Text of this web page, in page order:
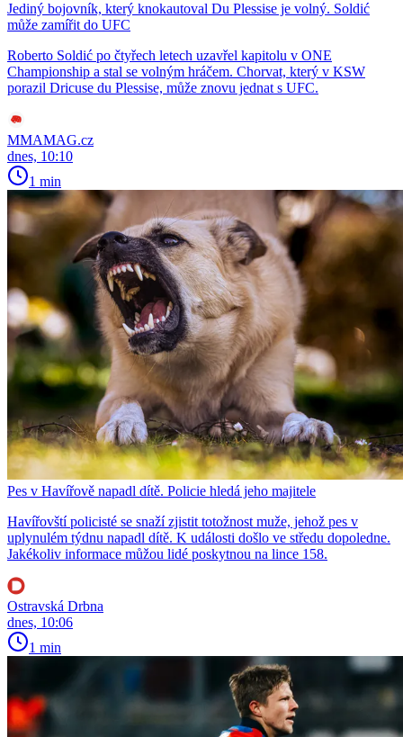
Jediný bojovník, který knokautoval Du Plessise je volný. Soldić
může zamířit do UFC
Roberto Soldić po čtyřech letech uzavřel kapitolu v ONE
Championship a stal se volným hráčem. Chorvat, který v KSW
porazil Dricuse du Plessise, může znovu jednat s UFC.
MMAMAG.cz
dnes, 10:10
1 min
Pes v Havířově napadl dítě. Policie hledá jeho majitele
Havířovští policisté se snaží zjistit totožnost muže, jehož pes v
uplynulém týdnu napadl dítě. K události došlo ve středu dopoledne.
Jakékoliv informace můžou lidé poskytnou na lince 158.
Ostravská Drbna
dnes, 10:06
1 min